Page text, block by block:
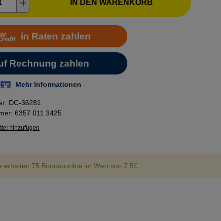
IN DEN WARENKORB
DC-36281
6357 011 3425
hinzufügen
erhalten 75 Bonuspunkte im Wert von 7.5€